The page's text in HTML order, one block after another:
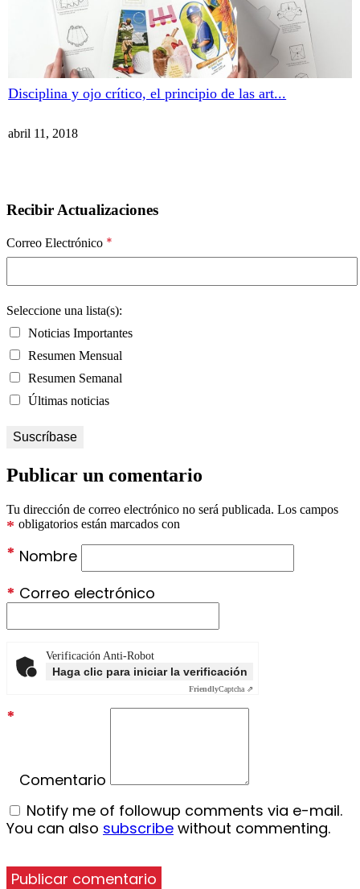
Disciplina y ojo crítico, el principio de las art...
abril 11, 2018
Recibir Actualizaciones
Correo Electrónico *
Seleccione una lista(s):
Noticias Importantes
Resumen Mensual
Resumen Semanal
Últimas noticias
Publicar un comentario
Tu dirección de correo electrónico no será publicada. Los campos
obligatorios están marcados con
*
Nombre
*
Correo electrónico
*
Verificación Anti-Robot
Haga clic para iniciar la verificación
FriendlyCaptcha ⇗
Comentario
*
Notify me of followup comments via e-mail.
You can also subscribe without commenting.